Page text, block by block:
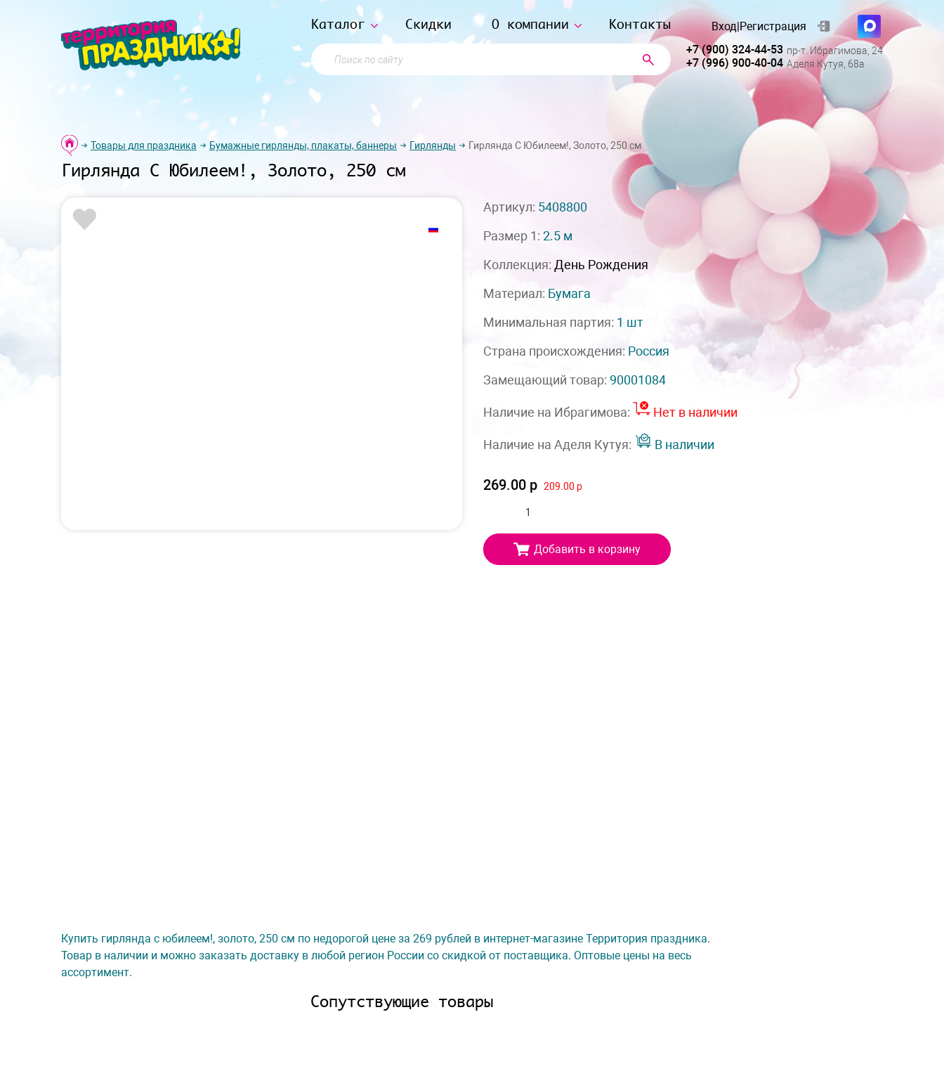
Каталог Скидки О компании Контакты
Поиск по сайту
Вход|Регистрация
+7 (900) 324-44-53 пр-т. Ибрагимова, 24
+7 (996) 900-40-04 Аделя Кутуя, 68а
Товары для праздника Бумажные гирлянды, плакаты, баннеры Гирлянды Гирлянда С Юбилеем!, Золото, 250 см
Гирлянда С Юбилеем!, Золото, 250 см
Артикул: 5408800
Размер 1: 2.5 м
Коллекция: День Рождения
Материал: Бумага
Минимальная партия: 1 шт
Страна происхождения: Россия
Замещающий товар: 90001084
Наличие на Ибрагимова: Нет в наличии
Наличие на Аделя Кутуя: В наличии
269.00 р 209.00 р
Добавить в корзину
Купить гирлянда с юбилеем!, золото, 250 см по недорогой цене за 269 рублей в интернет-магазине Территория праздника.
Товар в наличии и можно заказать доставку в любой регион России со скидкой от поставщика. Оптовые цены на весь
ассортимент.
Сопутствующие товары